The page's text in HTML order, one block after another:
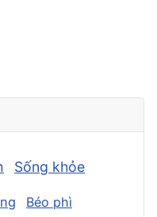
Sống khỏe
Béo phì